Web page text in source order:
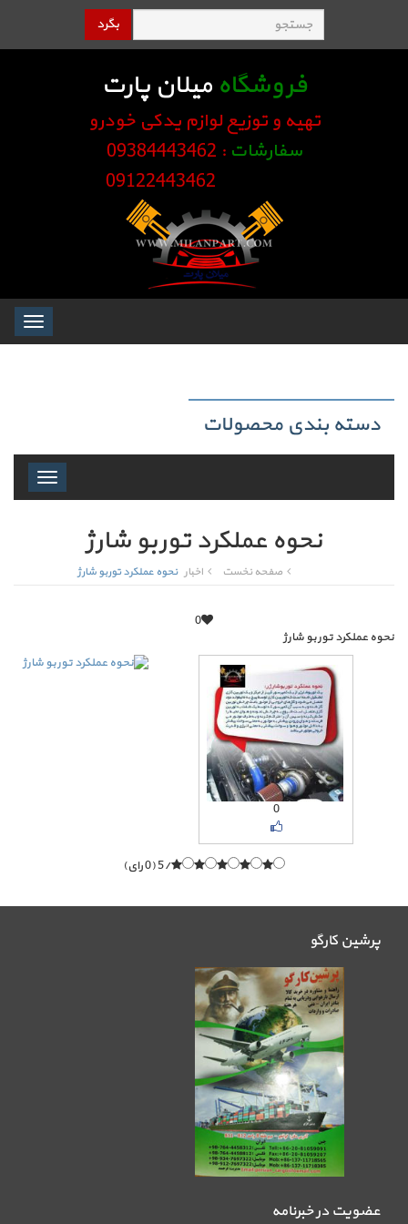
بگرد
فروشگاه میلان پارت
تهیه و توزیع لوازم یدکی خودرو
سفارشات : 09384443462
Toggle
دسته بندی محصولات
Toggle
نحوه عملکرد توربو شارژ
صفحه نخست اخبار نحوه عملکرد توربو شارژ
0
نحوه عملکرد توربو شارژ
0
/5 (0 رای)
پرشین کارگو
عضویت در خبرنامه